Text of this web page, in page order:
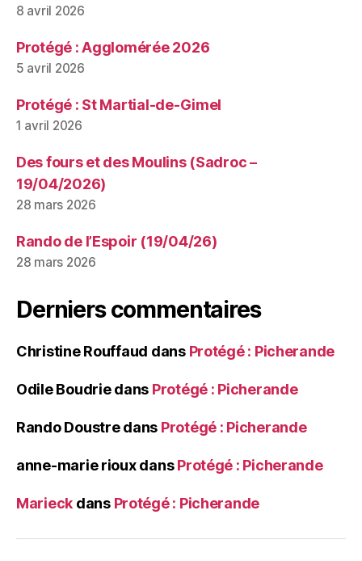
8 avril 2026
Protégé : Agglomérée 2026
5 avril 2026
Protégé : St Martial-de-Gimel
1 avril 2026
Des fours et des Moulins (Sadroc –
19/04/2026)
28 mars 2026
Rando de l’Espoir (19/04/26)
28 mars 2026
Derniers commentaires
Christine Rouffaud dans Protégé : Picherande
Odile Boudriedans Protégé : Picherande
Rando Doustredans Protégé : Picherande
anne-marie riouxdansProtégé : Picherande
Marieck dans Protégé : Picherande